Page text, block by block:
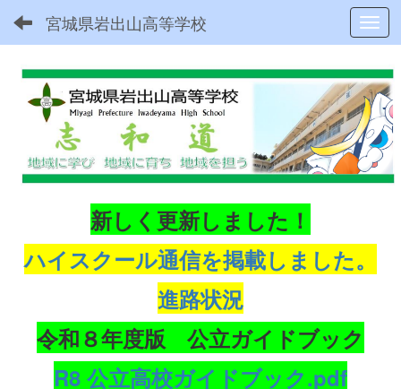
宮城県岩出山高等学校
新しく更新しました！
ハイスクール通信を掲載しました。
進路状況
令和８年度版 公立ガイドブック
R8 公立高校ガイドブック.pdf